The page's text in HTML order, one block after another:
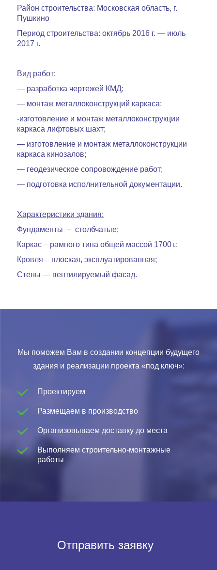
Район строительства: Московская область, г.
Пушкино
Период строительства: октябрь 2016 г. — июль
2017 г.
Вид работ:
— разработка чертежей КМД;
— монтаж металлоконструкций каркаса;
-изготовление и монтаж металлоконструкции
каркаса лифтовых шахт;
— изготовление и монтаж металлоконструкции
каркаса кинозалов;
— геодезическое сопровождение работ;
— подготовка исполнительной документации.
Характеристики здания:
Фундаменты – столбчатые;
Каркас – рамного типа общей массой 1700т.;
Кровля – плоская, эксплуатированная;
Стены — вентилируемый фасад.
Мы поможем Вам в создании концепции будущего
здания и реализации проекта «под ключ»:
Проектируем
Размещаем в производство
Организовываем доставку до места
Выполняем строительно-монтажные
работы
Отправить заявку